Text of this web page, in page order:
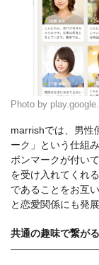
Photo by
marrishでは、男性
ーク」という仕組
ボンマークが付い
を受け入れてくれ
であることをお互
と恋愛関係にも発
共通の趣味で繋が